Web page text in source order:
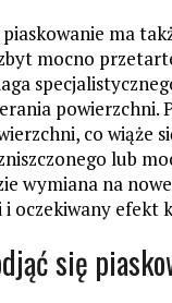
ma
mocno
powierzchni.
co wiąże
lub
wymiana na
oczekiwany efekt
się